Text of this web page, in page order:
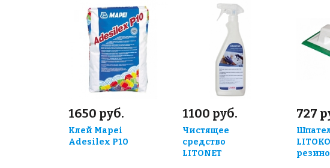
1650 руб.
Клей Mapei
Adesilex P10
1100 руб.
Чистящее
средство
LITONET
727